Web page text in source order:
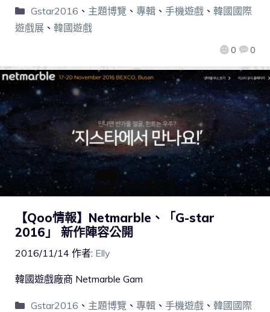
0 0
Gstar2016 、 主題博覽 、 專輯、 手機遊戲、 韓國國際
遊戲展 、 韓國遊戲
【Qoo情報】Netmarble、「G-star
2016」 新作陣容公開
2016/11/14 作者: Elly
韓國遊戲廠商 Netmarble Gam
Gstar2016 、 主題博覽 、 專輯、 手機遊戲、 韓國國際